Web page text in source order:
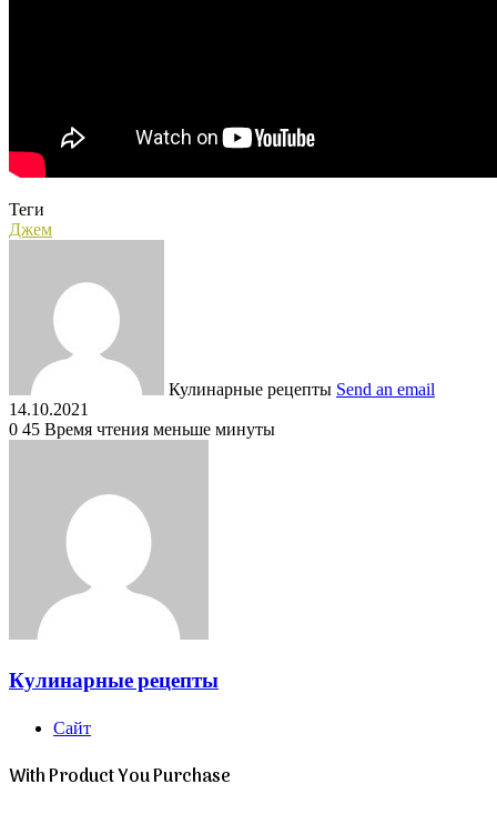
Теги
Джем
Кулинарные рецепты Send an email
14.10.2021
0 45 Время чтения меньше минуты
Кулинарные рецепты
Сайт
With Product You Purchase